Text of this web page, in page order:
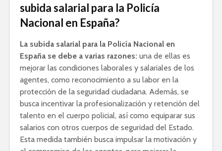
subida salarial para la Policía
Nacional en España?
La subida salarial para la Policía Nacional en
España se debe a varias razones: una de ellas es
mejorar las condiciones laborales y salariales de los
agentes, como reconocimiento a su labor en la
protección de la seguridad ciudadana. Además, se
busca incentivar la profesionalización y retención del
talento en el cuerpo policial, así como equiparar sus
salarios con otros cuerpos de seguridad del Estado.
Esta medida también busca impulsar la motivación y